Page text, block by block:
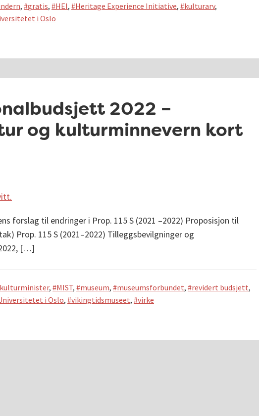
, gratis, HEI, Heritage Experience Initiative, kulturarv,
i Oslo
2022 –
og kulturminnevern kort
forslag til endringer i Prop. 115 S (2021 –2022) Proposisjon til
Prop. 115 S (2021–2022) Tilleggsbevilgninger og
[…]
kulturminister, MIST, museum, museumsforbundet, revidert budsjett,
i Oslo, vikingtidsmuseet, virke